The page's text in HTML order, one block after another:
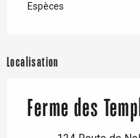
Espèces
Localisation
Ferme des